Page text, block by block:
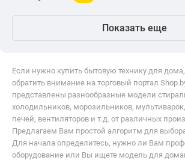
Показать еще
Если нужно купить бытовую технику для
обратить внимание на торговый портал
представлены разнообразные модели
холодильников, морозильников,
печей, вентиляторов и т.д. от различных
Предлагаем Вам простой алгоритм для
Для начала определитесь, нужно ли Вам
оборудование или Вы ищете модель для